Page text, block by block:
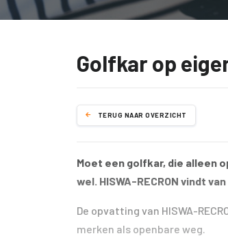
Golfkar op
TERUG NAAR OVERZICHT
Moet een golfkar, die alleen
wel. HISWA-RECRON vindt
De opvatting van HISWA-
merken als openbare weg.